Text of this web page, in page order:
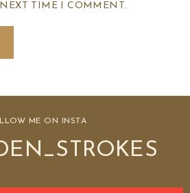
TIME I COMMENT.
ME ON INSTA